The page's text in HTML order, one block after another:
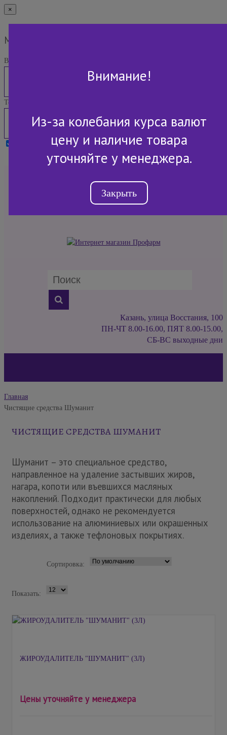
×
Мы Вам перезвоним
Ваше имя:
Телефон:
Я принимаю условия Политики конфиденциальности
+7 (843) 2-507-607
Казань, улица Восстания, 100
ПН-ЧТ 8.00-16.00, ПЯТ 8.00-15.00,
СБ-ВС выходные дни
Главная
Чистящие средства Шуманит
ЧИСТЯЩИЕ СРЕДСТВА ШУМАНИТ
Шуманит – это специальное средство,
направленное на удаление застывших жиров,
нагара, копоти или въевшихся масляных
накоплений. Подходит практически для любых
поверхностей, однако не рекомендуется
использование на алюминиевых или окрашенных
изделиях, а также тефлоновых покрытиях.
Сортировка:
Показать:
ЖИРОУДАЛИТЕЛЬ "ШУМАНИТ" (3Л)
Цены уточняйте у менеджера
Внимание!
Из-за колебания курса валют
цену и наличие товара
уточняйте у менеджера.
Закрыть